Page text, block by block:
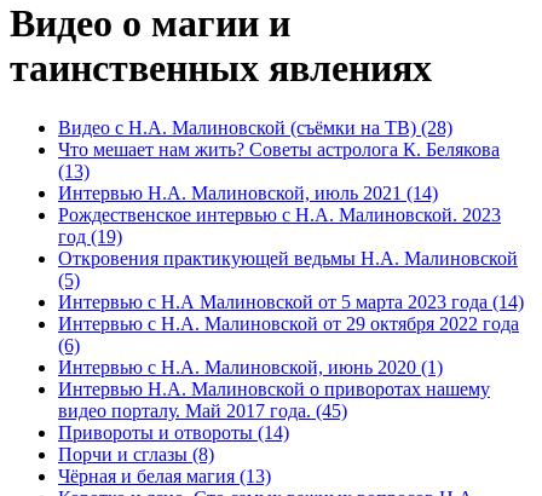
Видео о магии и
таинственных явлениях
Видео с Н.А. Малиновской (съёмки на ТВ) (28)
Что мешает нам жить? Советы астролога К. Белякова
(13)
Интервью Н.А. Малиновской, июль 2021 (14)
Рождественское интервью с Н.А. Малиновской. 2023
год (19)
Откровения практикующей ведьмы Н.А. Малиновской
(5)
Интервью с Н.А Малиновской от 5 марта 2023 года (14)
Интервью с Н.А. Малиновской от 29 октября 2022 года
(6)
Интервью с Н.А. Малиновской, июнь 2020 (1)
Интервью Н.А. Малиновской о приворотах нашему
видео порталу. Май 2017 года. (45)
Привороты и отвороты (14)
Порчи и сглазы (8)
Чёрная и белая магия (13)